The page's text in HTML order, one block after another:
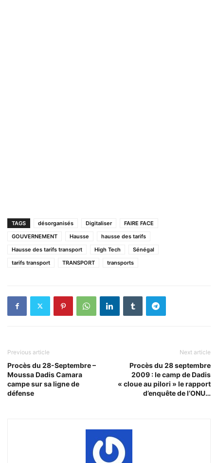
TAGS désorganisés Digitaliser
FAIRE FACE
GOUVERNEMENT
Hausse
hausse des tarifs
Hausse des tarifs transport
High Tech
Sénégal
tarifs transport
TRANSPORT transports
Previous article
Procès du 28-Septembre –
Moussa Dadis Camara
campe sur sa ligne de
défense
Next article
Procès du 28 septembre
2009 : le camp de Dadis
« cloue au pilori » le rapport
d’enquête de l’ONU…